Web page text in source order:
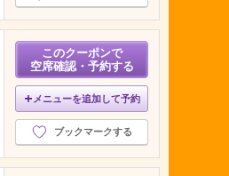
このクーポンで
空席確認・予約する
メニューを追加して予約
ブックマークする